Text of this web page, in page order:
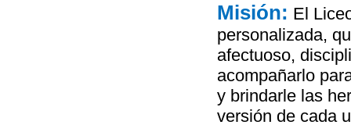
Misión: El
personalizada,
afectuoso,
acompañarlo
y brindarle las
versión de cada